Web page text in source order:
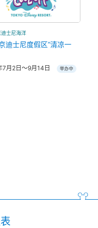
士尼海洋
迪士尼度假区“清凉一
7月2日～9月14日 举办中